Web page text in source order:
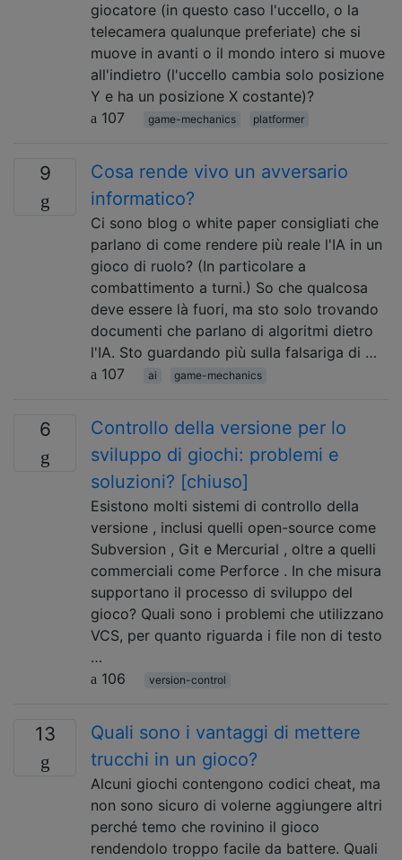
giocatore (in questo caso l'uccello, o la
telecamera qualunque preferiate) che si
muove in avanti o il mondo intero si muove
all'indietro (l'uccello cambia solo posizione
Y e ha un posizione X costante)?
107
game-mechanics platformer
9
Cosa rende vivo un avversario
informatico?
Ci sono blog o white paper consigliati che
parlano di come rendere più reale l'IA in un
gioco di ruolo? (In particolare a
combattimento a turni.) So che qualcosa
deve essere là fuori, ma sto solo trovando
documenti che parlano di algoritmi dietro
l'IA. Sto guardando più sulla falsariga di …
107
ai game-mechanics
6
Controllo della versione per lo
sviluppo di giochi: problemi e
soluzioni? [chiuso]
Esistono molti sistemi di controllo della
versione , inclusi quelli open-source come
Subversion , Git e Mercurial , oltre a quelli
commerciali come Perforce . In che misura
supportano il processo di sviluppo del
gioco? Quali sono i problemi che utilizzano
VCS, per quanto riguarda i file non di testo
…
106
version-control
13
Quali sono i vantaggi di mettere
trucchi in un gioco?
Alcuni giochi contengono codici cheat, ma
non sono sicuro di volerne aggiungere altri
perché temo che rovinino il gioco
rendendolo troppo facile da battere. Quali